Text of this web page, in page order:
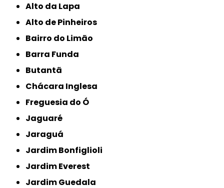
Alto da Lapa
Alto de Pinheiros
Bairro do Limão
Barra Funda
Butantã
Chácara Inglesa
Freguesia do Ó
Jaguaré
Jaraguá
Jardim Bonfiglioli
Jardim Everest
Jardim Guedala